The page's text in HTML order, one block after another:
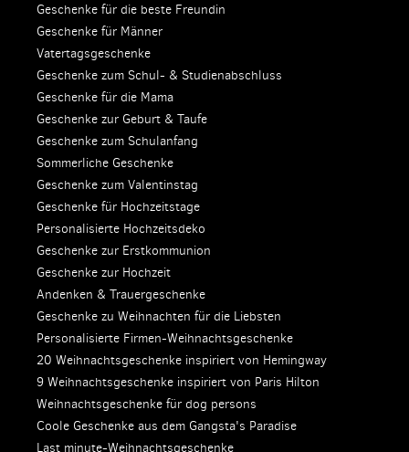
Geschenke für die beste Freundin
Geschenke für Männer
Vatertagsgeschenke
Geschenke zum Schul- & Studienabschluss
Geschenke für die Mama
Geschenke zur Geburt & Taufe
Geschenke zum Schulanfang
Sommerliche Geschenke
Geschenke zum Valentinstag
Geschenke für Hochzeitstage
Personalisierte Hochzeitsdeko
Geschenke zur Erstkommunion
Geschenke zur Hochzeit
Andenken & Trauergeschenke
Geschenke zu Weihnachten für die Liebsten
Personalisierte Firmen-Weihnachtsgeschenke
20 Weihnachtsgeschenke inspiriert von Hemingway
9 Weihnachtsgeschenke inspiriert von Paris Hilton
Weihnachtsgeschenke für dog persons
Coole Geschenke aus dem Gangsta's Paradise
Last minute-Weihnachtsgeschenke